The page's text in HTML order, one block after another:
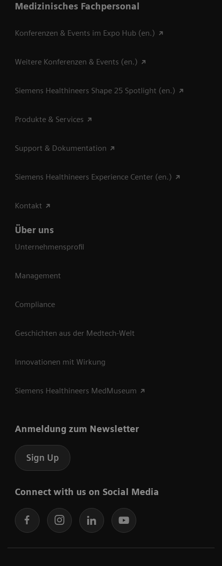
Medizinisches Fachpersonal
Konferenzen & Events im Expo Hub (en.)
Weitere Konferenzen & Events (en.)
Siemens Healthineers Shape 25 Spotlight (en.)
Produkte & Services
Support & Dokumentation
Siemens Healthineers Experience Center (en.)
Kontakt
Über uns
Unternehmensprofil
Management
Compliance
Geschichten aus der Medtech-Welt
Innovationen mit Wirkung
Siemens Healthineers MedMuseum
Anmeldung zum Newsletter
Sign Up
Connect with us on Social Media